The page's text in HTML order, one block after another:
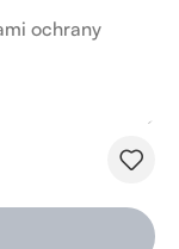
ochrany